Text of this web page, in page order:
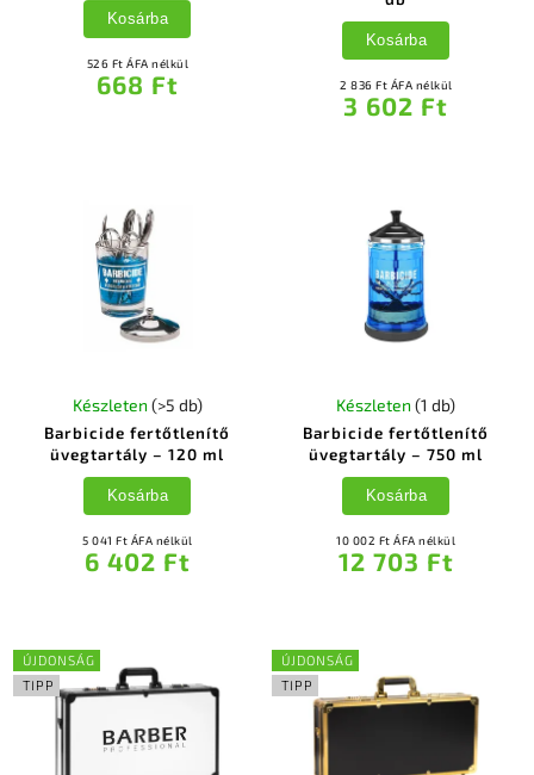
526 Ft ÁFA nélkül
668 Ft
Kosárba
2 836 Ft ÁFA nélkül
3 602 Ft
Kosárba
Barbicide fertőtlenítő
üvegtartály – 120 ml
Készleten (>5 db)
5 041 Ft ÁFA nélkül
6 402 Ft
Kosárba
Barbicide fertőtlenítő
üvegtartály – 750 ml
Készleten(1 db)
10 002 Ft ÁFA nélkül
12 703 Ft
Kosárba
ÚJDONSÁG
TIPP
ÚJDONSÁG
TIPP